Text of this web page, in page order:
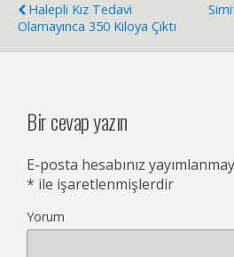
Halepli Kız Tedavi
Olamayınca 350 Kiloya Çıktı
Bir cevap yazın
E-posta hesabınız
* ile işaretlenmişlerdir
Yorum